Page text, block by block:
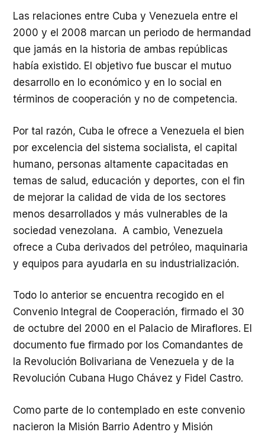
Las relaciones entre Cuba y Venezuela entre el
2000 y el 2008 marcan un periodo de hermandad
que jamás en la historia de ambas repúblicas
había existido. El objetivo fue buscar el mutuo
desarrollo en lo económico y en lo social en
términos de cooperación y no de competencia.
Por tal razón, Cuba le ofrece a Venezuela el bien
por excelencia del sistema socialista, el capital
humano, personas altamente capacitadas en
temas de salud, educación y deportes, con el fin
de mejorar la calidad de vida de los sectores
menos desarrollados y más vulnerables de la
sociedad venezolana. A cambio, Venezuela
ofrece a Cuba derivados del petróleo, maquinaria
y equipos para ayudarla en su industrialización.
Todo lo anterior se encuentra recogido en el
Convenio Integral de Cooperación, firmado el 30
de octubre del 2000 en el Palacio de Miraflores. El
documento fue firmado por los Comandantes de
la Revolución Bolivariana de Venezuela y de la
Revolución Cubana Hugo Chávez y Fidel Castro.
Como parte de lo contemplado en este convenio
nacieron la Misión Barrio Adentro y Misión